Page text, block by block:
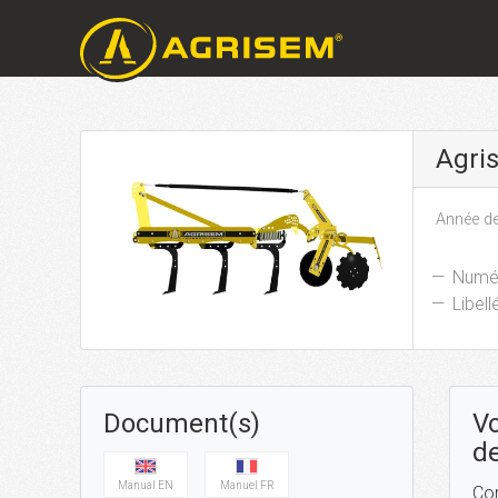
Année
Document(s)
Manual EN Manuel FR